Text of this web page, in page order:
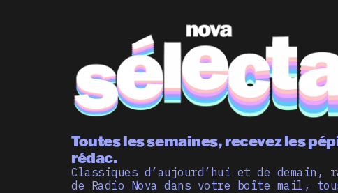
Toutes les semaines, recevez les
rédac.
Classiques d’aujourd’hui et de
de Radio Nova dans votre boîte mail,